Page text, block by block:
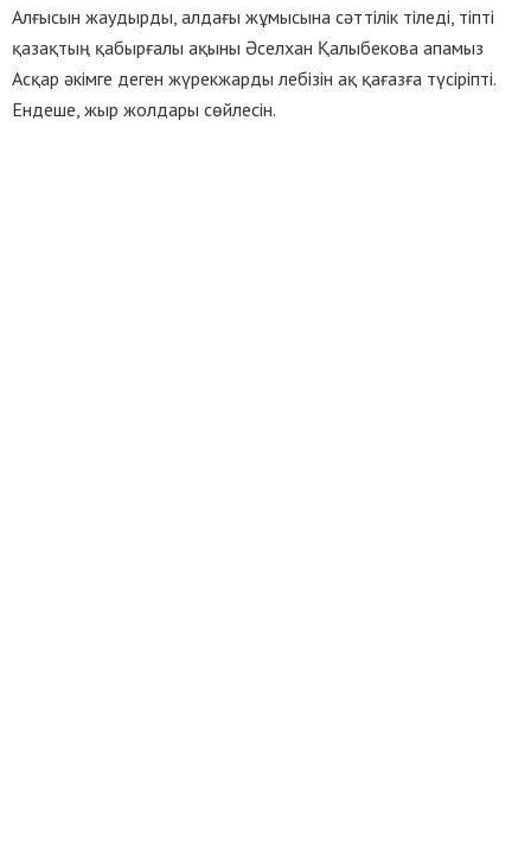
Алғысын жаудырды, алдағы жұмысына сәттілік тіледі, тіпті
қазақтың қабырғалы ақыны Әселхан Қалыбекова апамыз
Асқар әкімге деген жүрекжарды лебізін ақ қағазға түсіріпті.
Ендеше, жыр жолдары сөйлесін.